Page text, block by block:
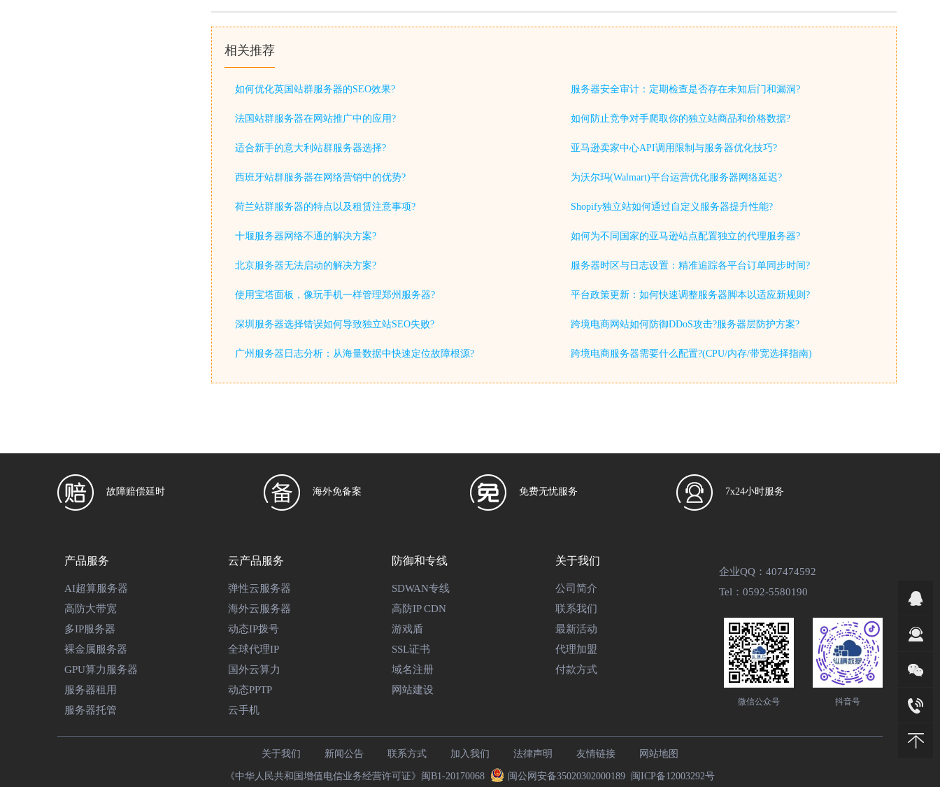
相关推荐
如何优化英国站群服务器的SEO效果?
法国站群服务器在网站推广中的应用?
适合新手的意大利站群服务器选择?
西班牙站群服务器在网络营销中的优势?
荷兰站群服务器的特点以及租赁注意事项?
十堰服务器网络不通的解决方案?
北京服务器无法启动的解决方案?
使用宝塔面板，像玩手机一样管理郑州服务器?
深圳服务器选择错误如何导致独立站SEO失败?
广州服务器日志分析：从海量数据中快速定位故障根源?
服务器安全审计：定期检查是否存在未知后门和漏洞?
如何防止竞争对手爬取你的独立站商品和价格数据?
亚马逊卖家中心API调用限制与服务器优化技巧?
为沃尔玛(Walmart)平台运营优化服务器网络延迟?
Shopify独立站如何通过自定义服务器提升性能?
如何为不同国家的亚马逊站点配置独立的代理服务器?
服务器时区与日志设置：精准追踪各平台订单同步时间?
平台政策更新：如何快速调整服务器脚本以适应新规则?
跨境电商网站如何防御DDoS攻击?服务器层防护方案?
跨境电商服务器需要什么配置?(CPU/内存/带宽选择指南)
故障赔偿延时 海外免备案 免费无忧服务 7x24小时服务
产品服务
AI超算服务器
高防大带宽
多IP服务器
裸金属服务器
GPU算力服务器
服务器租用
服务器托管
云产品服务
弹性云服务器
海外云服务器
动态IP拨号
全球代理IP
国外云算力
动态PPTP
云手机
防御和专线
SDWAN专线
高防IP CDN
游戏盾
SSL证书
域名注册
网站建设
关于我们
公司简介
联系我们
最新活动
代理加盟
付款方式
企业QQ：407474592
Tel：0592-5580190
微信公众号 抖音号
关于我们 新闻公告 联系方式 加入我们 法律声明 友情链接 网站地图
《中华人民共和国增值电信业务经营许可证》闽B1-20170068 闽公网安备35020302000189 闽ICP备12003292号